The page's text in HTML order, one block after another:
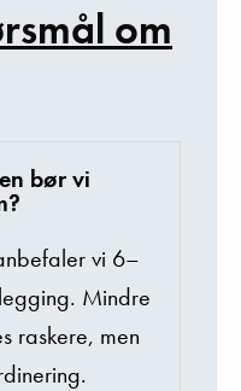
om
bør vi
vi 6–
Mindre
raskere, men